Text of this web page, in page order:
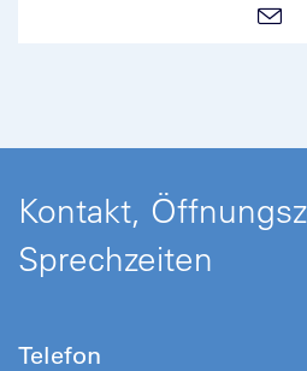
Kontakt,
Sprechzeiten
Telefon